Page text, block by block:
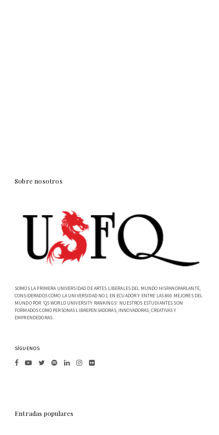
Sobre nosotros
SOMOS LA PRIMERA UNIVERSIDAD DE ARTES LIBERALES DEL MUNDO HISPANOPARLANTE,
CONSIDERADOS COMO LA UNIVERSIDAD NO.1 EN ECUADOR Y ENTRE LAS 800 MEJORES DEL
MUNDO POR 'QS WORLD UNIVERSITY RANKINGS'. NUESTROS ESTUDIANTES SON
FORMADOS COMO PERSONAS LIBREPENSADORAS, INNOVADORAS, CREATIVAS Y
EMPRENDEDORAS.
SÍGUENOS
Entradas populares